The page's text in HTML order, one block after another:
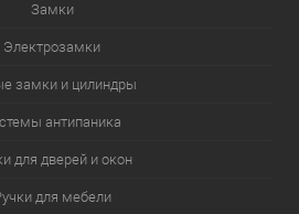
Замки
Электрозамки
замки и цилиндры
антипаника
для дверей и окон
для мебели